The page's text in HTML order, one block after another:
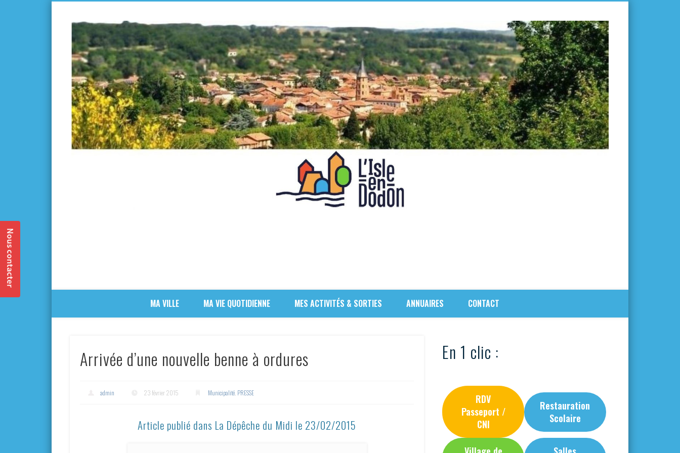
MA VILLE MA VIE QUOTIDIENNE MES ACTIVITÉS & SORTIES ANNUAIRES CONTACT
Arrivée d’une nouvelle benne à ordures
admin 23 février 2015 Municipalité PRESSE
Article publié dans La Dépêche du Midi le 23/02/2015
En 1 clic :
RDV
Passeport /
CNI
Restauration
Scolaire